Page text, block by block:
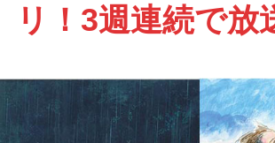
リ！3週連続で放